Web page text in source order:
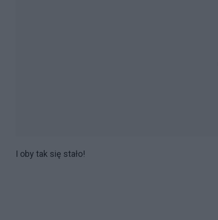
I oby tak się stało!